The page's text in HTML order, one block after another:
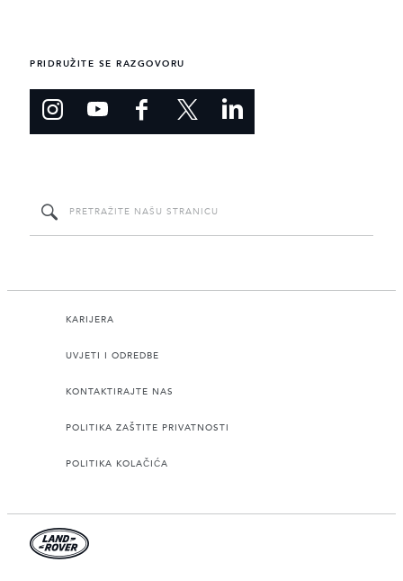
PRIDRUŽITE SE RAZGOVORU
KARIJERA
UVJETI I ODREDBE
KONTAKTIRAJTE NAS
POLITIKA ZAŠTITE PRIVATNOSTI
POLITIKA KOLAČIĆA